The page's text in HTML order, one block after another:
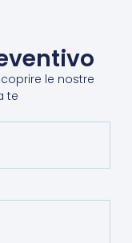
le nostre
te